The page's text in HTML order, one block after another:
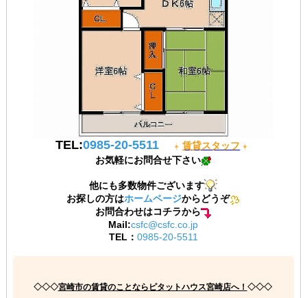
TEL:0985-20-5511
賃貸スタッフ
お気軽にお問合せ下さい
他にも多数物件ございます
お探しの方はホームページからどうぞ
お問合わせはコチラから
Mail:csfc@csfc.co.jp
TEL： 0985-20-5511
◇◇◇宮崎市の賃貸のことならピタットハウス宮崎店へ！ ◇◇◇